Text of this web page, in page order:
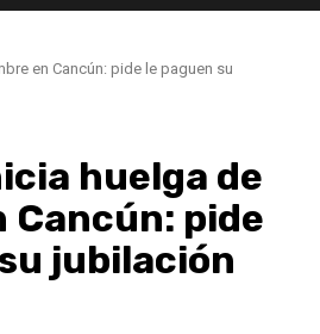
en Cancún: pide le paguen su
huelga de
Cancún: pide
jubilación